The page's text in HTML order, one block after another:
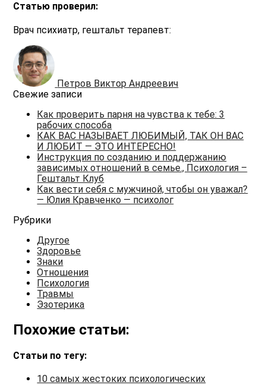
Статью проверил:
Врач психиатр, гештальт терапевт:
Петров Виктор Андреевич
Свежие записи
Как проверить парня на чувства к тебе: 3
рабочих способа
КАК ВАС НАЗЫВАЕТ ЛЮБИМЫЙ, ТАК ОН ВАС
И ЛЮБИТ — ЭТО ИНТЕРЕСНО!
Инструкция по созданию и поддержанию
зависимых отношений в семье., Психология –
Гештальт Клуб
Как вести себя с мужчиной, чтобы он уважал?
— Юлия Кравченко — психолог
Рубрики
Другое
Здоровье
Знаки
Отношения
Психология
Травмы
Эзотерика
Похожие статьи:
Статьи по тегу:
10 самых жестоких психологических